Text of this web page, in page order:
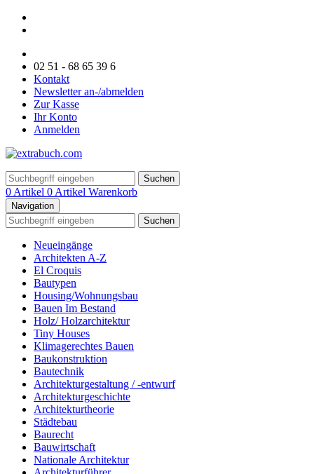
02 51 - 68 65 39 6
Kontakt
Newsletter an-/abmelden
Zur Kasse
Ihr Konto
Anmelden
Suchen
0 Artikel 0 Artikel Warenkorb
Navigation
Suchen
Neueingänge
Architekten A-Z
El Croquis
Bautypen
Housing/Wohnungsbau
Bauen Im Bestand
Holz/ Holzarchitektur
Tiny Houses
Klimagerechtes Bauen
Baukonstruktion
Bautechnik
Architekturgestaltung / -entwurf
Architekturgeschichte
Architekturtheorie
Städtebau
Baurecht
Bauwirtschaft
Nationale Architektur